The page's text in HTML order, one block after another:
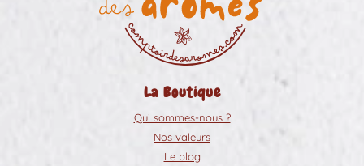
La Boutique
Qui sommes-nous ?
Nos valeurs
Le blog